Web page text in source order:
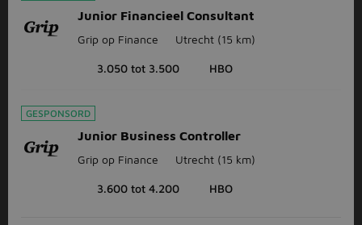
Junior Financieel Consultant
Grip op Finance Utrecht (15 km)
3.050 tot 3.500 HBO
GESPONSORD
Junior Business Controller
Grip op Finance Utrecht (15 km)
3.600 tot 4.200 HBO